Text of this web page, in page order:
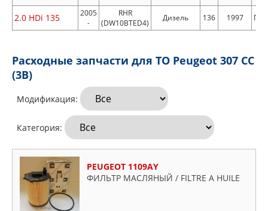
2.0 HDi 135
2005
-
RHR
(DW10BTED4)
Дизель 136 1997
Расходные запчасти для ТО Peugeot 307 CC
(3B)
Модификация:
Категория:
PEUGEOT 1109AY
ФИЛЬТР МАСЛЯНЫЙ / FILTRE A HUILE